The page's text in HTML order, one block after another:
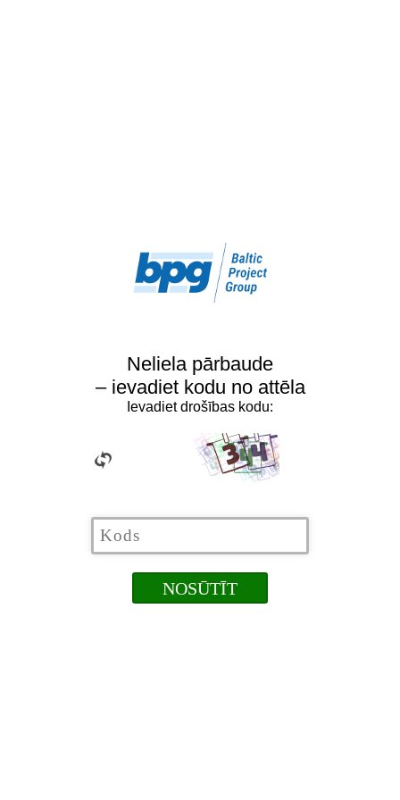
Neliela pārbaude
– ievadiet kodu no attēla
Ievadiet drošības kodu: